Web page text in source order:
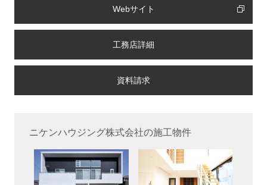
Webサイト
工務店詳細
ニケンハウジング株式会社の施工物件